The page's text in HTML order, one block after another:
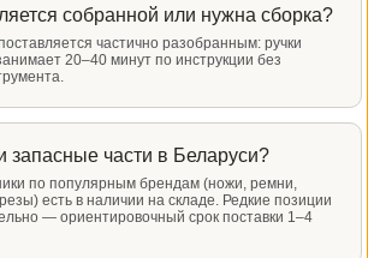
собранной или нужна сборка?
частично разобранным: ручки
20–40 минут по инструкции без
запасные части в Беларуси?
по популярным брендам (ножи, ремни,
есть в наличии на складе. Редкие позиции
— ориентировочный срок поставки 1–4